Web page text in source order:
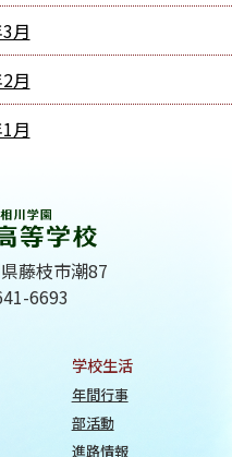
月
月
月
藤枝市潮87
6693
学校生活
年間行事
部活動
進路情報